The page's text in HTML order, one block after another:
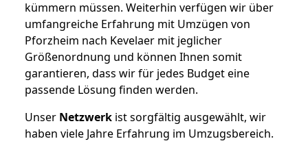
kümmern müssen. Weiterhin verfügen wir über
umfangreiche Erfahrung mit Umzügen von
Pforzheim nach Kevelaer mit jeglicher
Größenordnung und können Ihnen somit
garantieren, dass wir für jedes Budget eine
passende Lösung finden werden.
Unser Netzwerk ist sorgfältig ausgewählt, wir
haben viele Jahre Erfahrung im Umzugsbereich.